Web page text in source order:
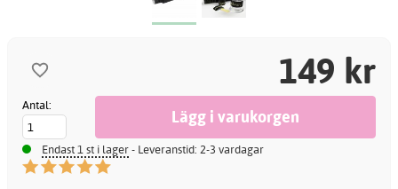
149 kr
Antal:
Endast 1 st i lager- Leveranstid: 2-3 vardagar